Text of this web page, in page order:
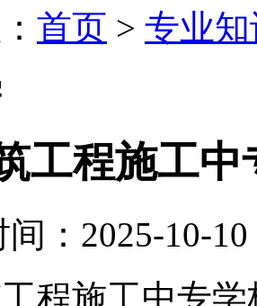
首页 > 专业
工程施工
间：2025-10-10
程施工中专